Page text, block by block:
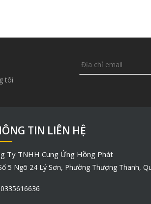
tôi
TIN LIÊN HỆ
Ty TNHH Cung Ứng Hồng Phát
5 Ngõ 24 Lý Sơn, Phường Thượng Thanh,
0335616636